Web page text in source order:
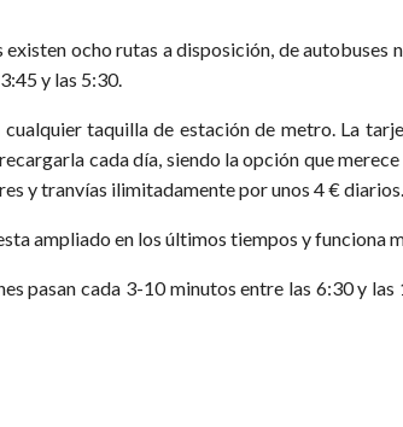
ocho rutas a disposición, de autobuses
y las 5:30.
taquilla de estación de metro. La
cada día, siendo la opción que merece
y tranvías ilimitadamente por unos 4 € diarios.
ampliado en los últimos tiempos y funciona
pasan cada 3-10 minutos entre las 6:30 y las